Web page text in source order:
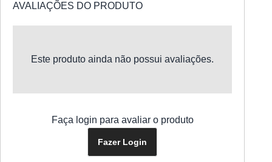
AVALIAÇÕES DO PRODUTO
Este produto ainda não possui avaliações.
Faça login para avaliar o produto
Fazer Login